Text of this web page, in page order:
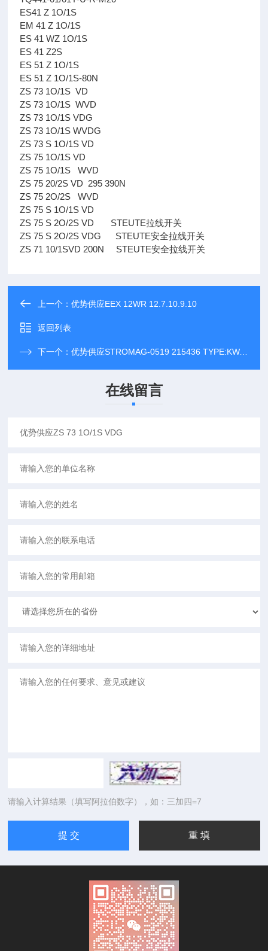
ES41 Z 1O/1S
EM 41 Z 1O/1S
ES 41 WZ 1O/1S
ES 41 Z2S
ES 51 Z 1O/1S
ES 51 Z 1O/1S-80N
ZS 73 1O/1S VD
ZS 73 1O/1S WVD
ZS 73 1O/1S VDG
ZS 73 1O/1S WVDG
ZS 73 S 1O/1S VD
ZS 75 1O/1S VD
ZS 75 1O/1S WVD
ZS 75 20/2S VD 295 390N
ZS 75 2O/2S WVD
ZS 75 S 1O/1S VD
ZS 75 S 2O/2S VD STEUTE拉线开关
ZS 75 S 2O/2S VDG STEUTE安全拉线开关
ZS 71 10/1SVD 200N STEUTE安全拉线开关
上一个：优势供应EEX 12WR 12.7.10.9.10
返回列表
下一个：优势供应STROMAG-0519 215436 TYPE:KWA LUFTSPCDT
在线留言
请输入计算结果（填写阿拉伯数字），如：三加四=7